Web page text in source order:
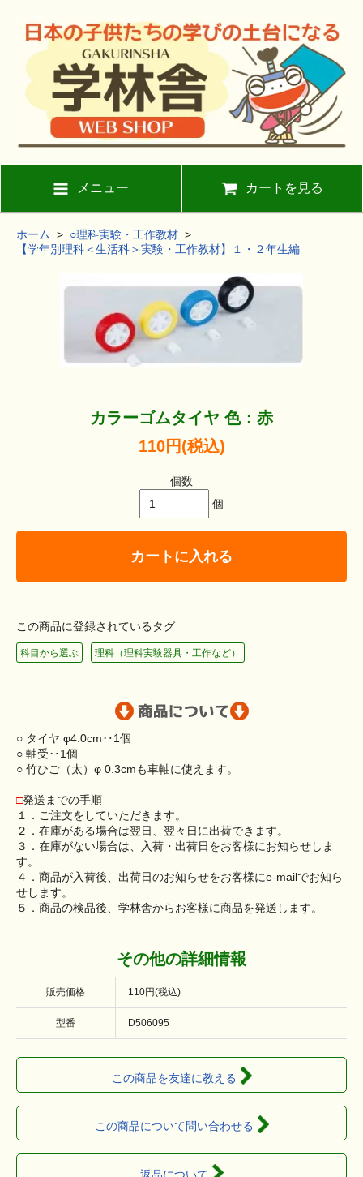
メニュー カートを見る
ホーム > ○理科実験・工作教材 >
【学年別理科＜生活科＞実験・工作教材】１・２年生編
カラーゴムタイヤ 色：赤
110円(税込)
個数
個
カートに入れる
この商品に登録されているタグ
科目から選ぶ 理科（理科実験器具・工作など）
○ タイヤ φ4.0cm‥1個
○ 軸受‥1個
○ 竹ひご（太）φ 0.3cmも車軸に使えます。
□発送までの手順
１．ご注文をしていただきます。
２．在庫がある場合は翌日、翌々日に出荷できます。
３．在庫がない場合は、入荷・出荷日をお客様にお知らせしま
す。
４．商品が入荷後、出荷日のお知らせをお客様にe-mailでお知ら
せします。
５．商品の検品後、学林舎からお客様に商品を発送します。
その他の詳細情報
販売価格 110円(税込)
型番 D506095
この商品を友達に教える
この商品について問い合わせる